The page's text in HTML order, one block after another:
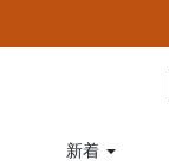
新着